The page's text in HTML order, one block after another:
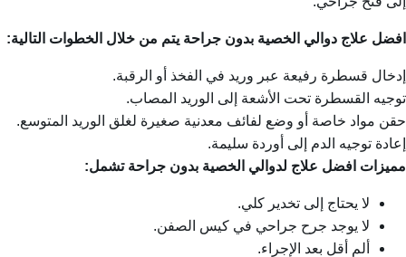
افضل علاج دوالي الخصية بدون جراحة يتم من خلال الخطوات التالية:
إدخال قسطرة رفيعة عبر وريد في الفخذ أو الرقبة.
توجيه القسطرة تحت الأشعة إلى الوريد المصاب.
حقن مواد خاصة أو وضع لفائف معدنية صغيرة لغلق الوريد المتوسع.
إعادة توجيه الدم إلى أوردة سليمة.
مميزات افضل علاج لدوالي الخصية بدون جراحة تشمل:
لا يحتاج إلى تخدير كلي.
لا يوجد جرح جراحي في كيس الصفن.
ألم أقل بعد الإجراء.